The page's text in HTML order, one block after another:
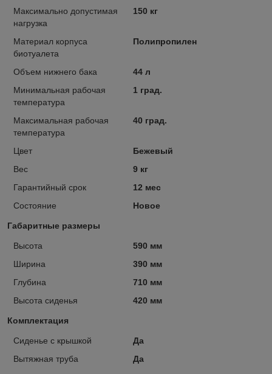
Максимально допустимая
нагрузка
150 кг
Материал корпуса
биотуалета
Полипропилен
Объем нижнего бака
44 л
Минимальная рабочая
температура
1 град.
Максимальная рабочая
температура
40 град.
Цвет
Бежевый
Вес
9 кг
Гарантийный срок
12 мес
Состояние
Новое
Габаритные размеры
Высота
590 мм
Ширина
390 мм
Глубина
710 мм
Высота сиденья
420 мм
Комплектация
Сиденье с крышкой
Да
Вытяжная труба
Да